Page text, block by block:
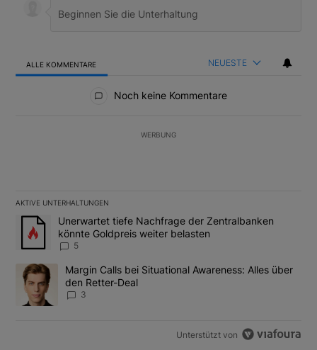
ALLE KOMMENTARE NEUESTE
Noch keine Kommentare
WERBUNG
AKTIVE UNTERHALTUNGEN
Das Folgende ist eine Liste der am meisten kommentierten
Ein Trendartikel mit dem Titel "Unerwartet tiefe Nachfrage der
Unerwartet tiefe Nachfrage der Zentralbanken
könnte Goldpreis weiter belasten
5
Ein Trendartikel mit dem Titel "Margin Calls bei Situational
Margin Calls bei Situational Awareness: Alles über
den Retter-Deal
3
Unterstützt von